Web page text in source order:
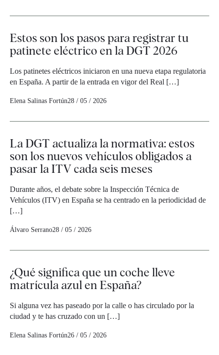
Estos son los pasos para registrar tu
patinete eléctrico en la DGT 2026
Los patinetes eléctricos iniciaron en una nueva etapa regulatoria
en España. A partir de la entrada en vigor del Real […]
Elena Salinas Fortún28 / 05 / 2026
La DGT actualiza la normativa: estos
son los nuevos vehículos obligados a
pasar la ITV cada seis meses
Durante años, el debate sobre la Inspección Técnica de
Vehículos (ITV) en España se ha centrado en la periodicidad de
[…]
Álvaro Serrano28 / 05 / 2026
¿Qué significa que un coche lleve
matrícula azul en España?
Si alguna vez has paseado por la calle o has circulado por la
ciudad y te has cruzado con un […]
Elena Salinas Fortún26 / 05 / 2026